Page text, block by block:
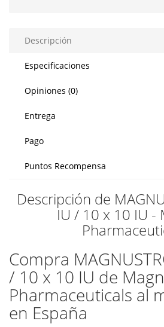
Descripción
Especificaciones
Opiniones (0)
Entrega
Pago
Puntos Recompensa
Descripción de
IU / 10 x 10 IU -
Compra
/ 10 x 10 IU de
Pharmaceuticals al
en España